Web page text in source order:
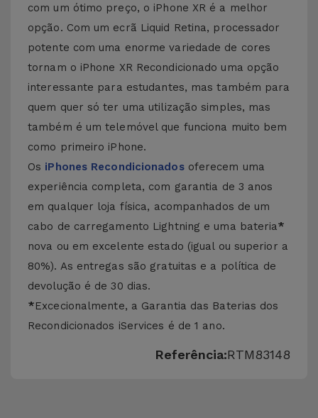
com um ótimo preço, o iPhone XR é a melhor
opção. Com um ecrã Liquid Retina, processador
potente com uma enorme variedade de cores
tornam o iPhone XR Recondicionado uma opção
interessante para estudantes, mas também para
quem quer só ter uma utilização simples, mas
também é um telemóvel que funciona muito bem
como primeiro iPhone.
Os iPhones Recondicionadosoferecem uma
experiência completa, com garantia de 3 anos
em qualquer loja física, acompanhados de um
cabo de carregamento Lightning e uma bateria*
nova ou em excelente estado (igual ou superior a
80%). As entregas são gratuitas e a política de
devolução é de 30 dias.
*Excecionalmente, a Garantia das Baterias dos
Recondicionados iServices é de 1 ano.
Referência:RTM83148